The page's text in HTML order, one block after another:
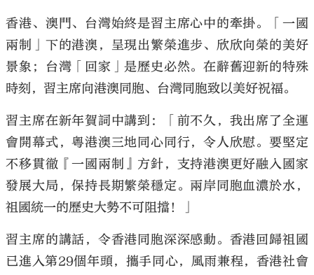
香港、澳門、台灣始終是習主席心中的牽掛。「一國
兩制」下的港澳，呈現出繁榮進步、欣欣向榮的美好
景象；台灣「回家」是歷史必然。在辭舊迎新的特殊
時刻，習主席向港澳同胞、台灣同胞致以美好祝福。
習主席在新年賀詞中講到：「前不久，我出席了全運
會開幕式，粵港澳三地同心同行，令人欣慰。要堅定
不移貫徹『一國兩制』方針，支持港澳更好融入國家
發展大局，保持長期繁榮穩定。兩岸同胞血濃於水，
祖國統一的歷史大勢不可阻擋！」
習主席的講話，令香港同胞深深感動。香港回歸祖國
已進入第29個年頭，攜手同心，風雨兼程，香港社會